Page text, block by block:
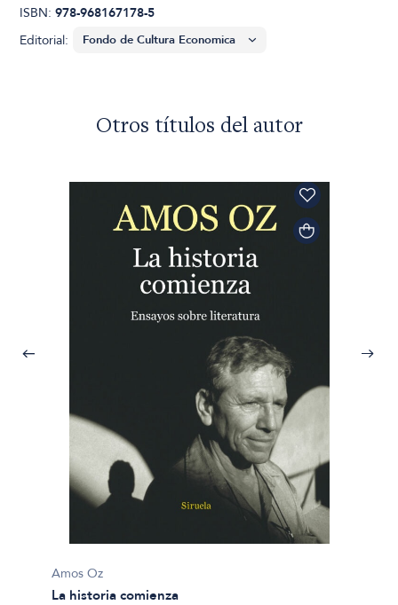
ISBN:978-968167178-5
Editorial:
Otros títulos del autor
Amos Oz
La historia comienza